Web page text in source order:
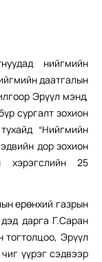
нийгмийн
даатгалын
Эрүүл мэнд,
сургалт зохион
“Нийгмийн
дор зохион
хэрэгслийн 25
ерөнхий газрын
дарга Г.Саран
Эрүүл
үүрэг сэдвээр